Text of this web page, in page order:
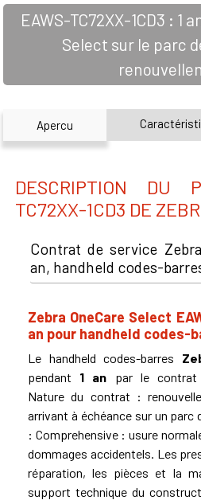
EAWS-TC72XX-1CD3 : 1
Select sur le parc
Apercu
DESCRIPTION DU
TC72XX-1CD3 DE
Contrat de service
an, handheld codes-
Zebra OneCare Select
an pour handheld codes-
Le handheld codes-barres
pendant 1 an par le contrat
Nature du contrat :
arrivant à échéance sur un parc
: Comprehensive : usure
dommages accidentels. Les
réparation, les pièces et la
support technique du